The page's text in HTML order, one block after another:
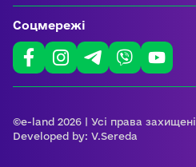
Соцмережі
©e-land 2026 | Усі права захищені
Developed by: V.Sereda